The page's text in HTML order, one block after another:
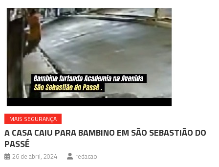
MAIS SEGURANÇA
A CASA CAIU PARA BAMBINO EM SÃO SEBASTIÃO DO
PASSÉ
26 de abril, 2024 redacao